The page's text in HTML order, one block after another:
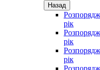
Назад
рік
рік
рік